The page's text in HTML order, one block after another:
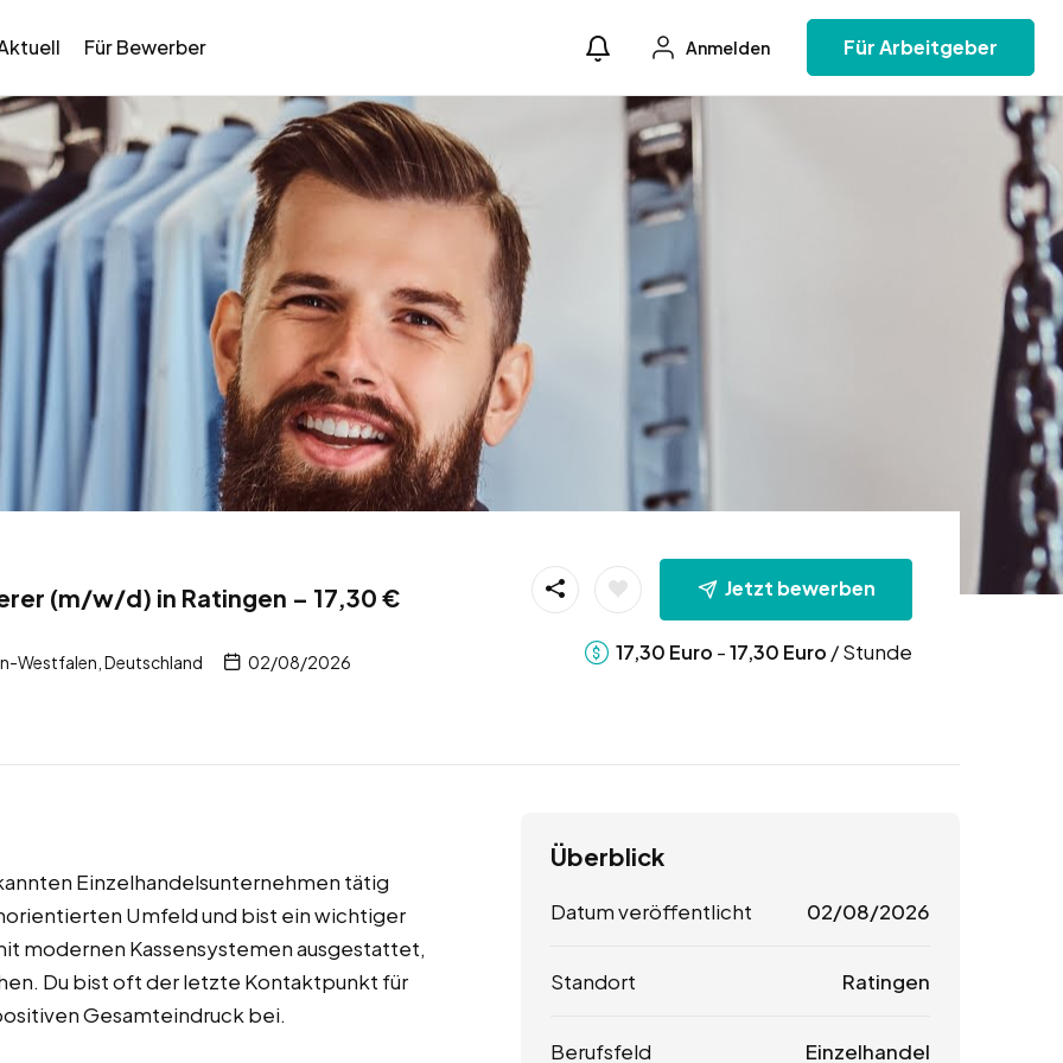
Für Bewerber Anmelden Für Arbeitgeber
(m/w/d) in Ratingen – 17,30 €
Westfalen, Deutschland 02/08/2026
Jetzt bewerben
17,30 Euro -17,30 Euro / Stunde
Einzelhandelsunternehmen tätig
Umfeld und bist ein wichtiger
modernen Kassensystemen ausgestattet,
Du bist oft der letzte Kontaktpunkt für
Gesamteindruck bei.
Überblick
Datum veröffentlicht 02/08/2026
Standort Ratingen
Berufsfeld Einzelhandel